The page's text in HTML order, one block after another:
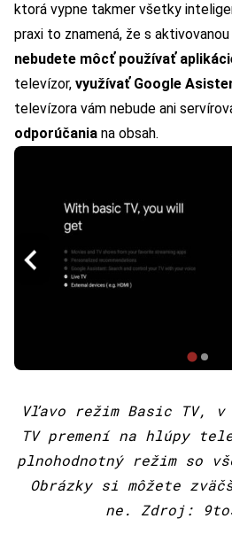
ktorá vypne takmer všetky
praxi to znamená, že s
nebudete môcť používať
televízor, využívať Google
televízora vám nebude ani
odporúčania na obsah.
Vľavo režim Basic TV, v
TV premení na hlúpy
plnohodnotný režim so
Obrázky si môžete
ne. Zdroj: